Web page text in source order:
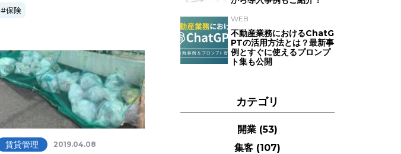
保険
賃貸管理 2019.04.08
WEB
不動産業務におけるChatG
PTの活用方法とは？最新事
例とすぐに使えるプロンプ
ト集も公開
カテゴリ
開業 (53)
集客 (107)